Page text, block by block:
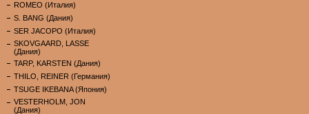
ROMEO (Италия)
S. BANG (Дания)
SER JACOPO (Италия)
SKOVGAARD, LASSE
(Дания)
TARP, KARSTEN (Дания)
THILO, REINER (Германия)
TSUGE IKEBANA (Япония)
VESTERHOLM, JON
(Дания)